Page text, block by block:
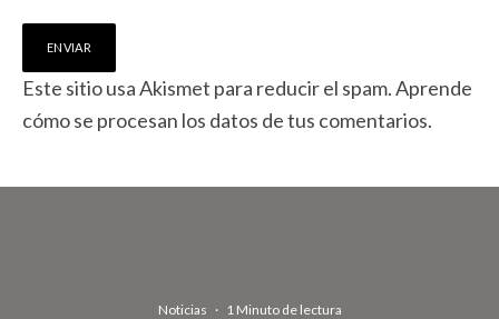
Este sitio usa Akismet para reducir el spam.Aprende
cómo se procesan los datos de tus comentarios.
Noticias · 1 Minuto de lectura